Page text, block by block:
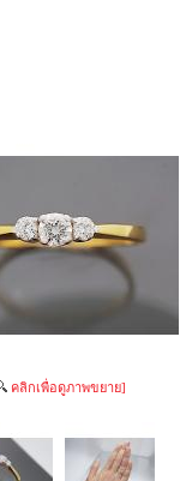
คลิกเพื่อดูภาพขยาย]